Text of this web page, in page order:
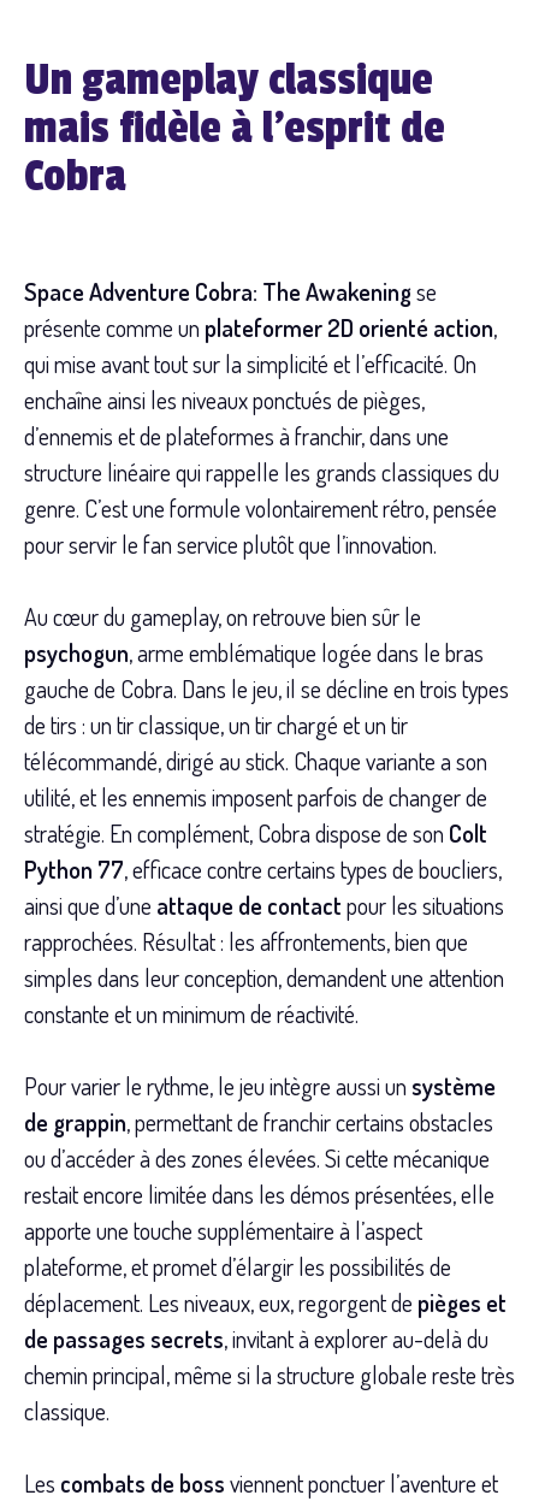
Un gameplay classique
mais fidèle à l’esprit de
Cobra
Space Adventure Cobra: The Awakeningse
présente comme un plateformer 2D orienté action,
qui mise avant tout sur la simplicité et l’efficacité. On
enchaîne ainsi les niveaux ponctués de pièges,
d’ennemis et de plateformes à franchir, dans une
structure linéaire qui rappelle les grands classiques du
genre. C’est une formule volontairement rétro, pensée
pour servir le fan service plutôt que l’innovation.
Au cœur du gameplay, on retrouve bien sûr le
psychogun, arme emblématique logée dans le bras
gauche de Cobra. Dans le jeu, il se décline en trois types
de tirs : un tir classique, un tir chargé et un tir
télécommandé, dirigé au stick. Chaque variante a son
utilité, et les ennemis imposent parfois de changer de
stratégie. En complément, Cobra dispose de son Colt
Python 77, efficace contre certains types de boucliers,
ainsi que d’une attaque de contactpour les situations
rapprochées. Résultat : les affrontements, bien que
simples dans leur conception, demandent une attention
constante et un minimum de réactivité.
Pour varier le rythme, le jeu intègre aussi un système
de grappin, permettant de franchir certains obstacles
ou d’accéder à des zones élevées. Si cette mécanique
restait encore limitée dans les démos présentées, elle
apporte une touche supplémentaire à l’aspect
plateforme, et promet d’élargir les possibilités de
déplacement. Les niveaux, eux, regorgent de pièges et
de passages secrets, invitant à explorer au-delà du
chemin principal, même si la structure globale reste très
classique.
Les combats de bossviennent ponctuer l’aventure et